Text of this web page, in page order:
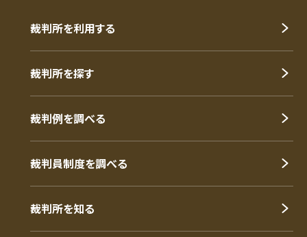
裁判所を利用する
裁判所を探す
裁判例を調べる
裁判員制度を調べる
裁判所を知る